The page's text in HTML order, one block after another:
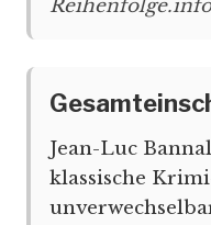
Jean-Luc
klassische